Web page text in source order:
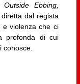
Ebbing,
dal regista
e violenza che ci
profonda di cui